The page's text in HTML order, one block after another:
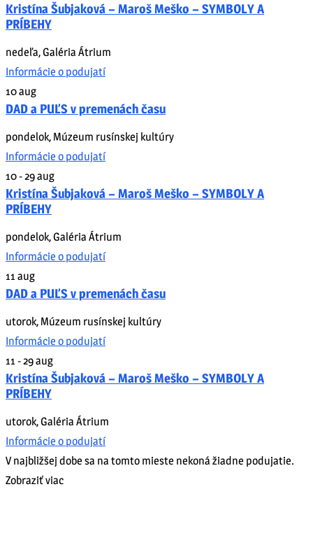
Kristína Šubjaková – Maroš Meško – SYMBOLY A
PRÍBEHY
nedeľa,Galéria Átrium
Informácie o podujatí
10aug
DAD a PUĽS v premenách času
pondelok, Múzeum rusínskej kultúry
Informácie o podujatí
10 - 29aug
Kristína Šubjaková – Maroš Meško – SYMBOLY A
PRÍBEHY
pondelok,Galéria Átrium
Informácie o podujatí
11 aug
DAD a PUĽS v premenách času
utorok, Múzeum rusínskej kultúry
Informácie o podujatí
11 - 29aug
Kristína Šubjaková – Maroš Meško – SYMBOLY A
PRÍBEHY
utorok,Galéria Átrium
Informácie o podujatí
V najbližšej dobe sa na tomto mieste nekoná žiadne podujatie.
Zobraziť viac